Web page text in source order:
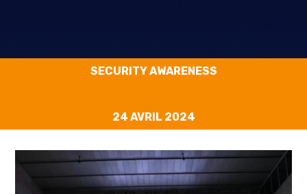
SECURITY AWARENESS
24 AVRIL 2024